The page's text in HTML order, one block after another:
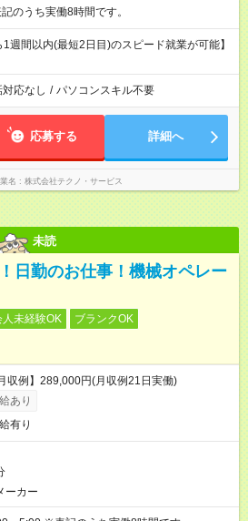
17:00 ※表記のうち実働8時間です。
週間以内(最短2日目)のスピード就業が可能】
対応なし / パソコンスキル不要
応募する 詳細へ
名 株式会社テクノ・サービス
未読
日勤のお仕事！機械オペレー
人未経験OK
ブランクOK
例】289,000円(月収例21日実働)
あり
有り
ーカー